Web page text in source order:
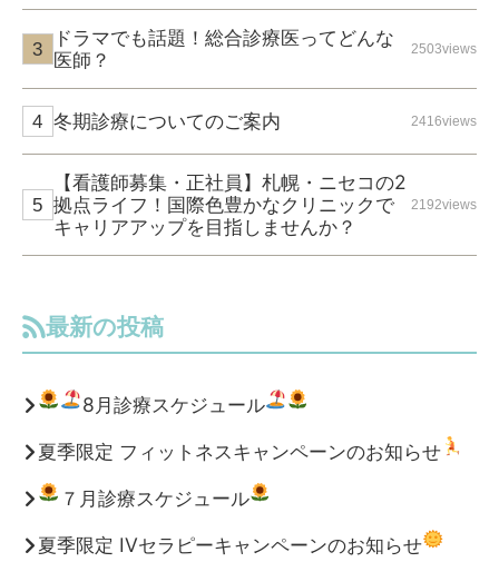
ドラマでも話題！総合診療医ってどんな
医師？
2503views
冬期診療についてのご案内 2416views
【看護師募集・正社員】札幌・ニセコの2
拠点ライフ！国際色豊かなクリニックで
キャリアアップを目指しませんか？
2192views
最新の投稿
8月診療スケジュール
夏季限定 フィットネスキャンペーンのお知らせ
７月診療スケジュール
夏季限定 IVセラピーキャンペーンのお知らせ